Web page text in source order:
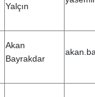
Yalçın
Akan
Bayrakdar